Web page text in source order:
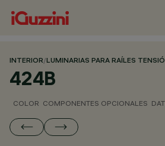
INTERIOR/LUMINARIAS PARA RAÍLES
424B
COLOR COMPONENTES OPCIONALES